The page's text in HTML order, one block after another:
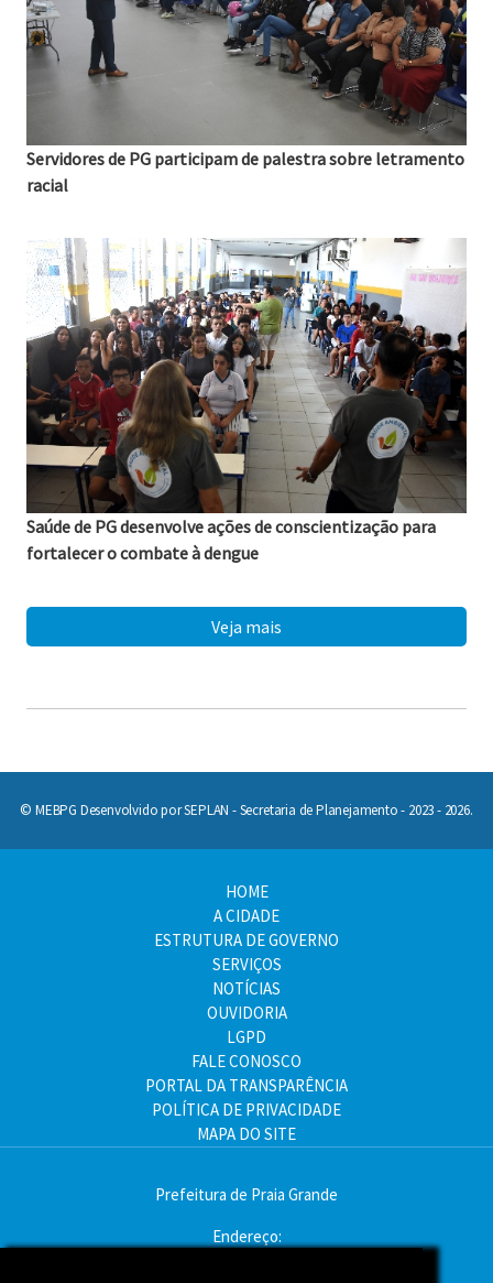
Servidores de PG participam de palestra sobre letramento
racial
Saúde de PG desenvolve ações de conscientização para
fortalecer o combate à dengue
Veja mais
© MEBPG Desenvolvido por SEPLAN - Secretaria de Planejamento - 2023 - 2026.
HOME
A CIDADE
ESTRUTURA DE GOVERNO
SERVIÇOS
NOTÍCIAS
OUVIDORIA
LGPD
FALE CONOSCO
PORTAL DA TRANSPARÊNCIA
POLÍTICA DE PRIVACIDADE
MAPA DO SITE
Prefeitura de Praia Grande
Endereço: